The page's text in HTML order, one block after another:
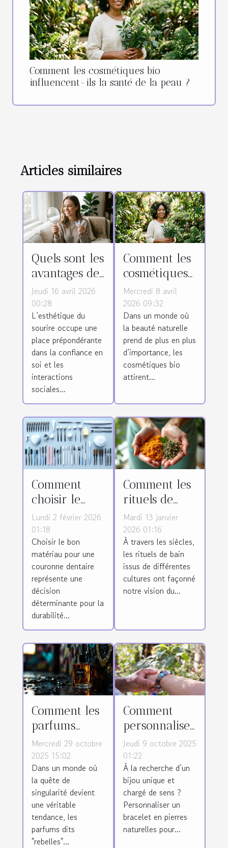
Comment les cosmétiques bio
influencent-ils la santé de la peau ?
Articles similaires
Quels sont les
avantages des
différentes
méthodes de
blanchiment
dentaire ?
Jeudi 16 avril 2026
00:28
L’esthétique du
sourire occupe une
place prépondérante
dans la confiance en
soi et les
interactions
sociales...
Comment les
cosmétiques
bio
influencent-
ils la santé de
la peau ?
Mercredi 8 avril
2026 09:32
Dans un monde où
la beauté naturelle
prend de plus en plus
d’importance, les
cosmétiques bio
attirent...
Comment
choisir le
matériau
idéal pour
votre
couronne
dentaire ?
Lundi 2 février 2026
01:18
Choisir le bon
matériau pour une
couronne dentaire
représente une
décision
déterminante pour la
durabilité...
Comment les
rituels de
bain du
monde
influencent-
ils nos
produits
cosmétiques
Mardi 13 janvier
2026 01:16
À travers les siècles,
les rituels de bain
issus de différentes
cultures ont façonné
notre vision du...
Comment les
parfums
rebelles
captivent-ils
le marché
moderne ?
Mercredi 29 octobre
2025 15:02
Dans un monde où
la quête de
singularité devient
une véritable
tendance, les
parfums dits
"rebelles"...
Comment
personnaliser
un bracelet
en pierres
naturelles
pour femmes
?
Jeudi 9 octobre 2025
01:22
À la recherche d’un
bijou unique et
chargé de sens ?
Personnaliser un
bracelet en pierres
naturelles pour...